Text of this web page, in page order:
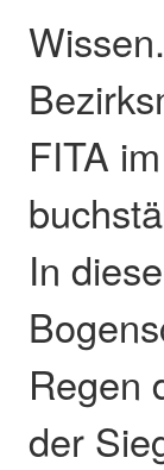
FITA
In
Regen
der